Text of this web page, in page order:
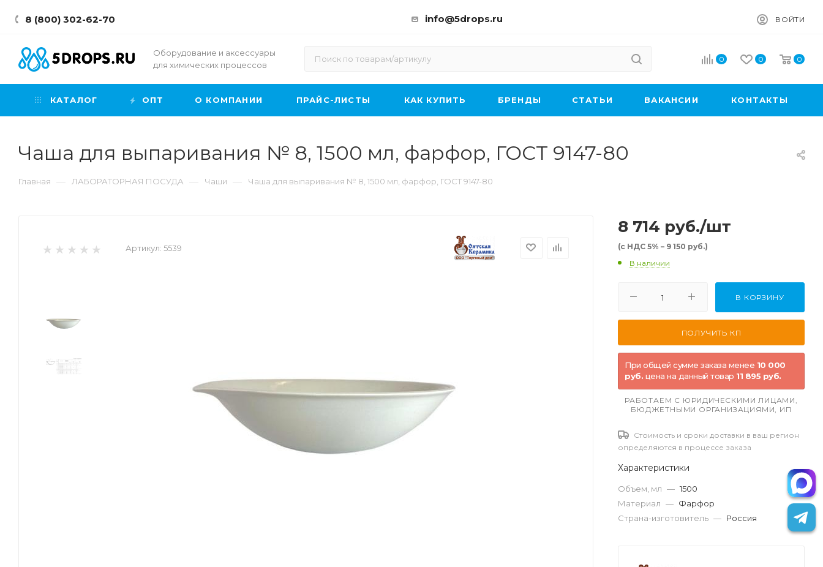
8 (800) 302-62-70 ВОЙТИ
info@5drops.ru
Оборудование и аксессуары
для химических процессов
0 0 0
КАТАЛОГ ОПТ О КОМПАНИИ ПРАЙС-ЛИСТЫ КАК КУПИТЬ БРЕНДЫ CТАТЬИ ВАКАНСИИ КОНТАКТЫ
Чаша для выпаривания № 8, 1500 мл, фарфор, ГОСТ 9147-80
Главная — ЛАБОРАТОРНАЯ ПОСУДА — Чаши — Чаша для выпаривания № 8, 1500 мл, фарфор, ГОСТ 9147-80
Артикул: 5539
8 714 руб./шт
(с НДС 5% – 9 150 руб.)
В наличии
В КОРЗИНУ
При общей сумме заказа менее 10 000
руб. цена на данный товар 11 895 руб.
РАБОТАЕМ С ЮРИДИЧЕСКИМИ ЛИЦАМИ,
БЮДЖЕТНЫМИ ОРГАНИЗАЦИЯМИ, ИП
Стоимость и сроки доставки в ваш регион
определяются в процессе заказа
Характеристики
Объем, мл — 1500
Материал — Фарфор
Страна-изготовитель — Россия